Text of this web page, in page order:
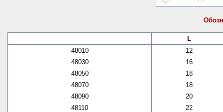
L
48010
12
48030
16
48050
18
48070
18
48090
20
48110
22